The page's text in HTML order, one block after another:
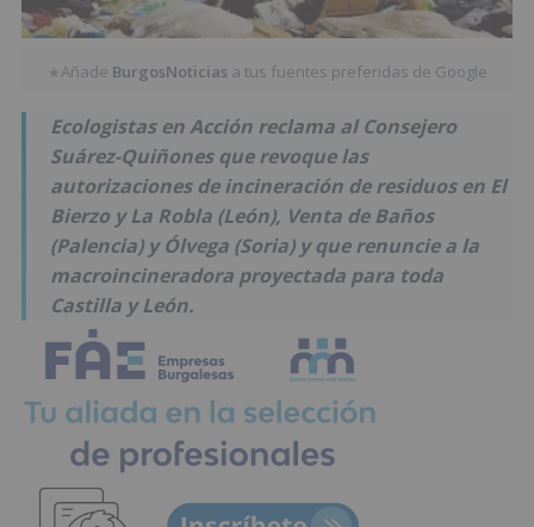
★Añade BurgosNoticias a tus fuentes preferidas de Google
Ecologistas en Acción reclama al Consejero
Suárez-Quiñones que revoque las
autorizaciones de incineración de residuos en El
Bierzo y La Robla (León), Venta de Baños
(Palencia) y Ólvega (Soria) y que renuncie a la
macroincineradora proyectada para toda
Castilla y León.